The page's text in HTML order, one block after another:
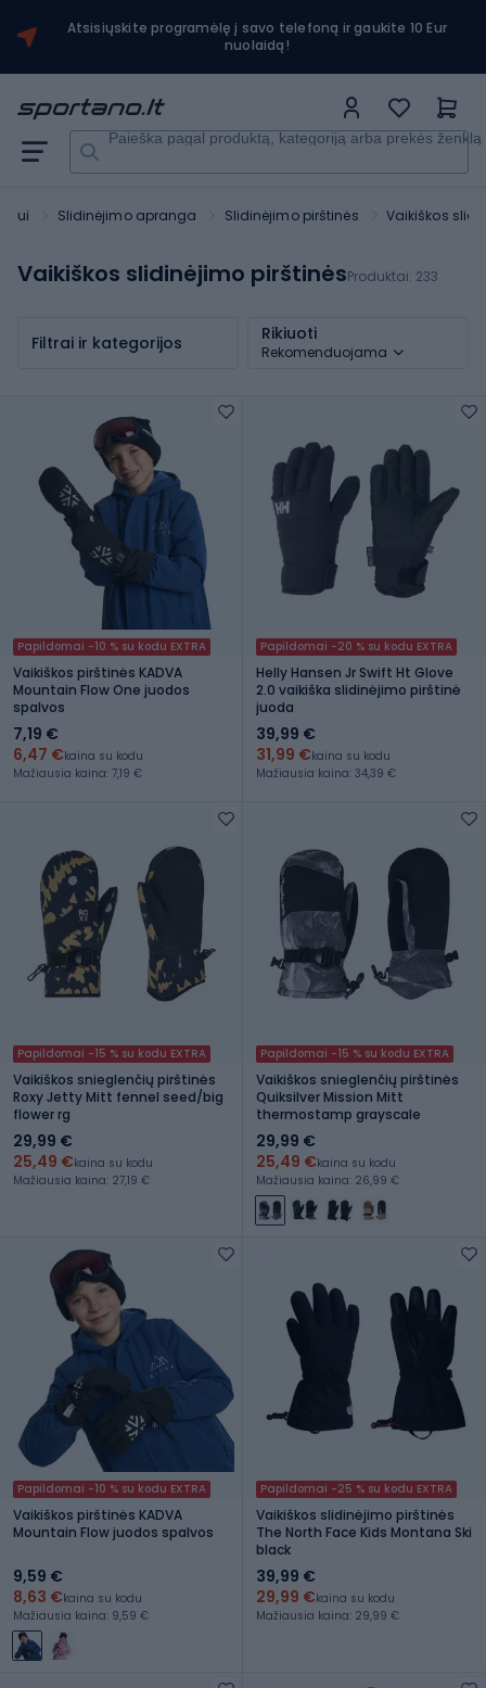
Atsisiųskite programėlę į savo telefoną ir gaukite 10 Eur
nuolaidą!
Paieška pagal produktą, kategoriją arba prekės ženklą
Slidinėjimo apranga Slidinėjimo pirštinės Vaikiškos
Vaikiškos slidinėjimo pirštinėsProduktai: 233
Filtrai ir kategorijos Rikiuoti
Rekomenduojama
Papildomai -10 % su kodu EXTRA
Vaikiškos pirštinės KADVA
Mountain Flow One juodos
spalvos
7,19 €
6,47 €kaina su kodu
Mažiausia kaina: 7,19 €
Papildomai -20 % su kodu EXTRA
Helly Hansen Jr Swift Ht Glove
2.0 vaikiška slidinėjimo pirštinė
juoda
39,99 €
31,99 €kaina su kodu
Mažiausia kaina: 34,39 €
Papildomai -15 % su kodu EXTRA
Vaikiškos snieglenčių pirštinės
Roxy Jetty Mitt fennel seed/big
flower rg
29,99 €
25,49 €kaina su kodu
Mažiausia kaina: 27,19 €
Papildomai -15 % su kodu EXTRA
Vaikiškos snieglenčių pirštinės
Quiksilver Mission Mitt
thermostamp grayscale
29,99 €
25,49 €kaina su kodu
Mažiausia kaina: 26,99 €
Papildomai -10 % su kodu EXTRA
Vaikiškos pirštinės KADVA
Mountain Flow juodos spalvos
9,59 €
8,63 €kaina su kodu
Mažiausia kaina: 9,59 €
Papildomai -25 % su kodu EXTRA
Vaikiškos slidinėjimo pirštinės
The North Face Kids Montana Ski
black
39,99 €
29,99 €kaina su kodu
Mažiausia kaina: 29,99 €